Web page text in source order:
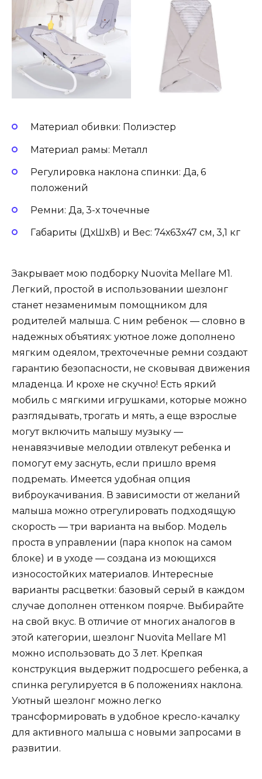
Материал обивки: Полиэстер
Материал рамы: Металл
Регулировка наклона спинки: Да, 6
положений
Ремни: Да, 3-х точечные
Габариты (ДхШхВ) и Вес: 74х63х47 см, 3,1 кг
Закрывает мою подборку Nuovita Mellare M1.
Легкий, простой в использовании шезлонг
станет незаменимым помощником для
родителей малыша. С ним ребенок — словно в
надежных объятиях: уютное ложе дополнено
мягким одеялом, трехточечные ремни создают
гарантию безопасности, не сковывая движения
младенца. И крохе не скучно! Есть яркий
мобиль с мягкими игрушками, которые можно
разглядывать, трогать и мять, а еще взрослые
могут включить малышу музыку —
ненавязчивые мелодии отвлекут ребенка и
помогут ему заснуть, если пришло время
подремать. Имеется удобная опция
виброукачивания. В зависимости от желаний
малыша можно отрегулировать подходящую
скорость — три варианта на выбор. Модель
проста в управлении (пара кнопок на самом
блоке) и в уходе — создана из моющихся
износостойких материалов. Интересные
варианты расцветки: базовый серый в каждом
случае дополнен оттенком поярче. Выбирайте
на свой вкус. В отличие от многих аналогов в
этой категории, шезлонг Nuovita Mellare M1
можно использовать до 3 лет. Крепкая
конструкция выдержит подросшего ребенка, а
спинка регулируется в 6 положениях наклона.
Уютный шезлонг можно легко
трансформировать в удобное кресло-качалку
для активного малыша с новыми запросами в
развитии.